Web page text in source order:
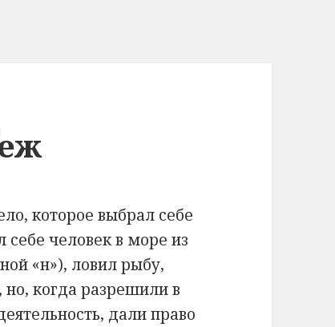
которое выбрал себе
себе человек в море из
«н»), ловил рыбу,
когда разрешили в
дали право